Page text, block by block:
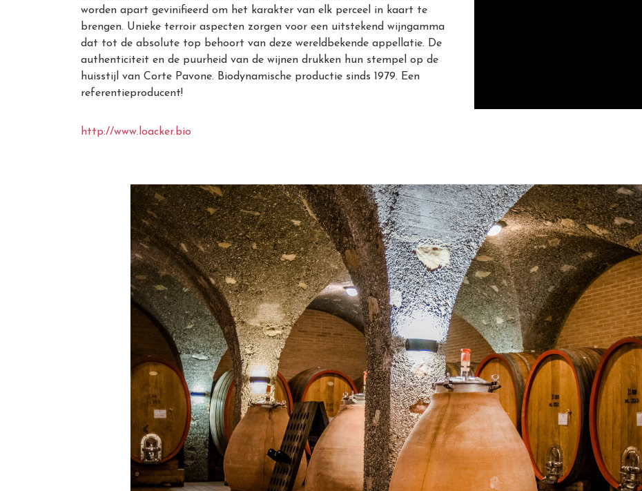
worden apart gevinifieerd om het karakter van elk perceel in kaart te
brengen. Unieke terroir aspecten zorgen voor een uitstekend wijngamma
dat tot de absolute top behoort van deze wereldbekende appellatie. De
authenticiteit en de puurheid van de wijnen drukken hun stempel op de
huisstijl van Corte Pavone. Biodynamische productie sinds 1979. Een
referentieproducent!
http://www.loacker.bio